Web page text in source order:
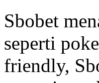
Sbobet
seperti
friendly,